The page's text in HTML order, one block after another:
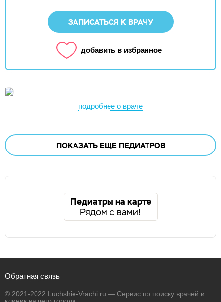
ЗАПИСАТЬСЯ К ВРАЧУ
добавить в избранное
подробнее о враче
ПОКАЗАТЬ ЕЩЕПЕДИАТРОВ
Педиатры на карте
Рядом с вами!
Обратная связь
© 2021-2022 Luchshie-Vrachi.ru — Сервис по поиску врачей и
клиник вашего города.